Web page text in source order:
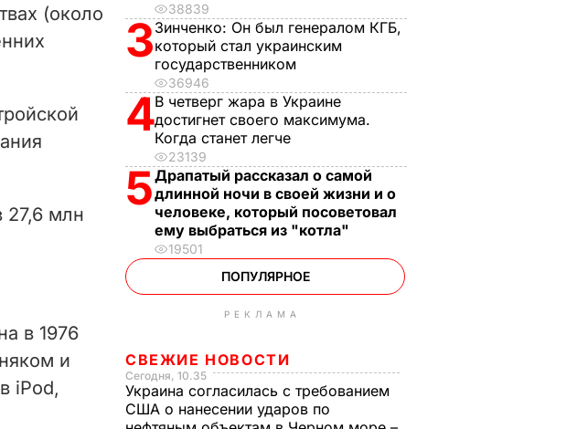
(около
27,6 млн
в 1976
и
iPod,
38839
3Зинченко: Он был генералом КГБ,
который стал украинским
государственником
36946
4В четверг жара в Украине
достигнет своего максимума.
Когда станет легче
23139
5Драпатый рассказал о самой
длинной ночи в своей жизни и о
человеке, который посоветовал
ему выбраться из "котла"
19501
ПОПУЛЯРНОЕ
РЕКЛАМА
СВЕЖИЕ НОВОСТИ
Сегодня, 10.35
Украина согласилась с требованием
США о нанесении ударов по